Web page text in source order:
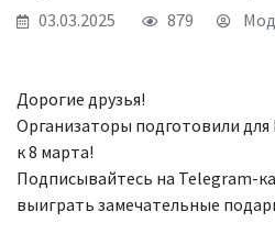
03.03.2025 879
Дорогие друзья!
Организаторы подготовили
к 8 марта!
Подписывайтесь на Telegram-
выиграть замечательные